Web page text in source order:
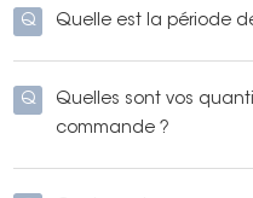
Q Quelle est la période
Q
Quelles sont vos
commande ?